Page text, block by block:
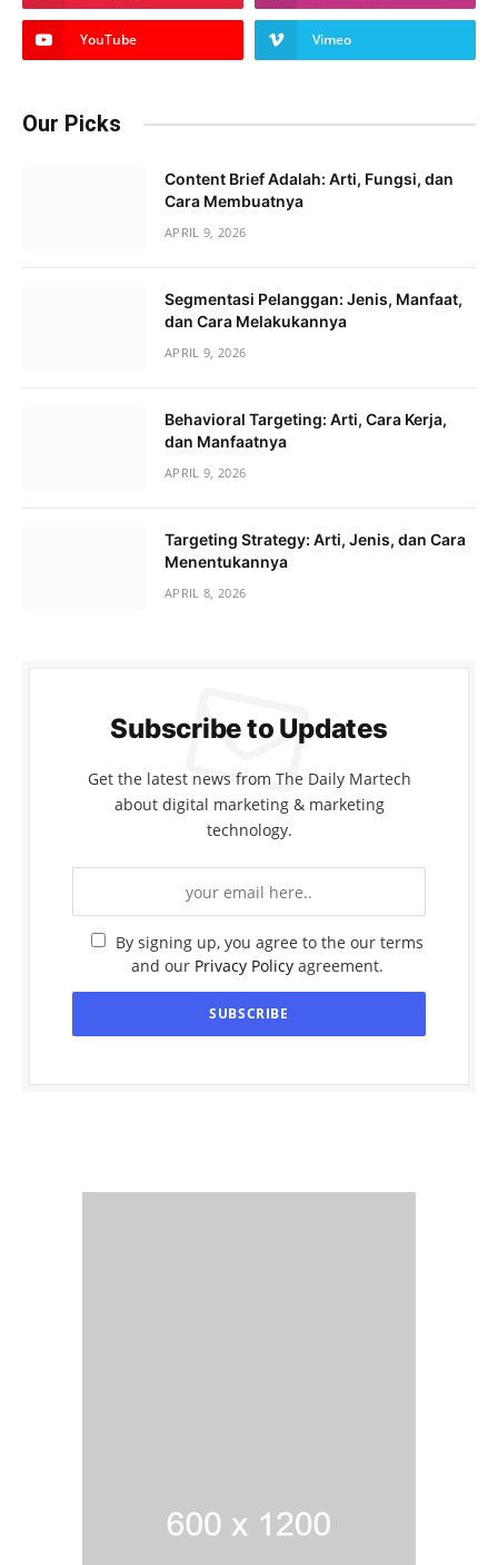
YouTube Vimeo
Our Picks
Content Brief Adalah: Arti, Fungsi, dan
Cara Membuatnya
APRIL 9, 2026
Segmentasi Pelanggan: Jenis, Manfaat,
dan Cara Melakukannya
APRIL 9, 2026
Behavioral Targeting: Arti, Cara Kerja,
dan Manfaatnya
APRIL 9, 2026
Targeting Strategy: Arti, Jenis, dan Cara
Menentukannya
APRIL 8, 2026
Subscribe to Updates
Get the latest news from The Daily Martech
about digital marketing & marketing
technology.
By signing up, you agree to the our terms
and our Privacy Policyagreement.